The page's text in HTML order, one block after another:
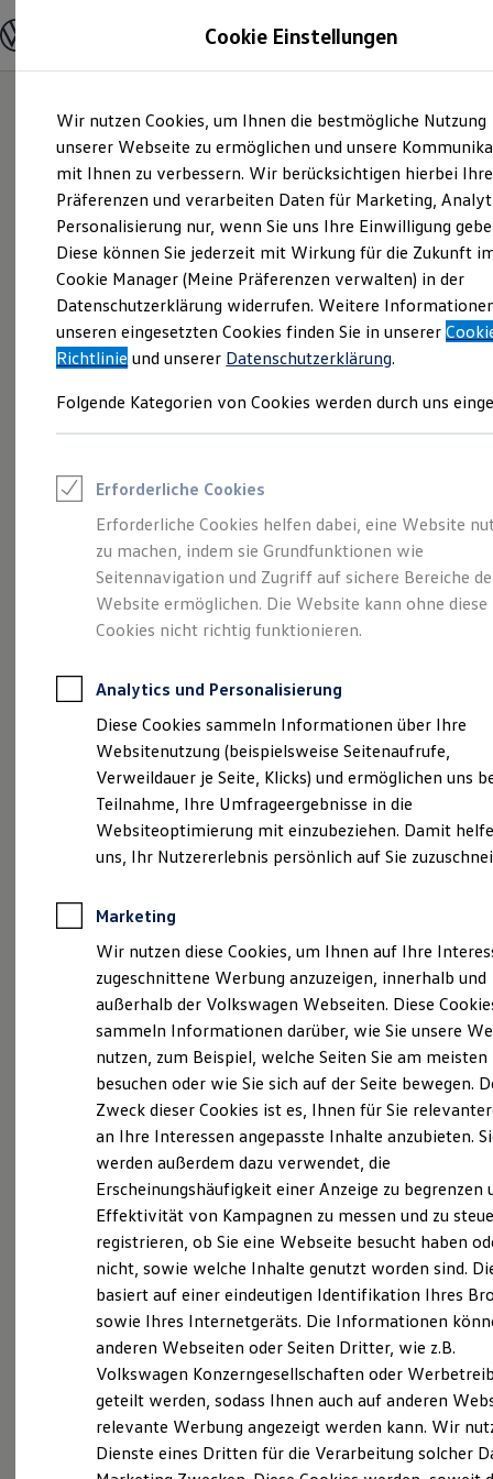
Hauptinhalt
springen
Footer
springen
Modelle und Konfigurator
Modelle vergleichen
Elektroautos
ENERGY Sondermodelle
Nutzfahrzeuge
SUV und CUV
Familienautos
Kombis
Kompaktwagen
Sportwagen
Schnell verfügbare Fahrzeuge
Angebote und Produkte
Aktuelle Angebote
E-Auto-Förderung
Volkswagen Marktplatz
Junge Gebrauchtwagen und Gebrauchtwagen
Saisonangebote
Leasing
Leasing-Angebote
Gebrauchtwagen Leasing
Junge Gebrauchtwagen-Leasing
Elektroauto Leasing
Kleinwagen-Leasing
Leasing ohne Anzahlung
Autokredit mit Schlussrate
Versicherungen und Garantien
Kfz-Versicherung
Restschuldversicherungen
Garantien
Wartungsverträge
Geschäftskunden
Professional Class bei Volkswagen
Großkunden
Behörden
Anpfiff zum Gewinn
Elektroautos
ID. Tutorials
Elektrofahrzeugkonzepte
Reichweite
Reichweite der ID. Modelle
Reichweite im Winter
Laden
Laden unterwegs
Laden Zuhause
Ladezeitensimulator
Batterie
Sicherheit
Garantie und Lebensdauer
Nachhaltigkeit
Technologie
Kosten und Kauf
Verbrauchskosten
Kaufoptionen
E-Auto-Förderung
Software und Konnektivität
Die ID. Software 6
ID. Software Versionen und Updates
Digitale Extras
Schnittstellen zu Ihrem ID.
Volkswagen Economy
Service Rabattaktion
Impressum & Rechtliches)
Was ist der Economy Service
und wer kann ihn nutzen?
Ältere Volkswagen haben einen anderen
Servicebedarf als neue Fahrzeuge. Der Economy
Service ist speziell für Volkswagen Modelle
entwickelt worden, die älter als vier Jahre sind. Er
bietet Ihnen ein vielfältiges Leistungsspektrum mit
zeitwertgerechtem Service und hoher
Ersatzteilqualität. Die Leistungen sind durch
Fachwissen, Volkswagen Teile und langjährige
Erfahrung genau auf Ihr Fahrzeug abgestimmt und
decken nahezu alle Services ab. Die Preise sind
speziell auf das Alter Ihres Fahrzeugs ausgelegt. Bei
der Durchführung der im Serviceplan
Cookie Einstellungen
Wir nutzen Cookies, um Ihnen die bestmögliche Nutzung
unserer Webseite zu ermöglichen und unsere
mit Ihnen zu verbessern. Wir berücksichtigen hierbei Ihre
Präferenzen und verarbeiten Daten für Marketing,
Personalisierung nur, wenn Sie uns Ihre Einwilligung
Diese können Sie jederzeit mit Wirkung für die Zukunft
Cookie Manager (Meine Präferenzen verwalten) in der
Datenschutzerklärung widerrufen. Weitere
unseren eingesetzten Cookies finden Sie in unserer
Richtlinie und unserer Datenschutzerklärung.
Folgende Kategorien von Cookies werden durch uns
Erforderliche Cookies
Erforderliche Cookies helfen dabei, eine Website
zu machen, indem sie Grundfunktionen wie
Seitennavigation und Zugriff auf sichere Bereiche
Website ermöglichen. Die Website kann ohne diese
Cookies nicht richtig funktionieren.
Analytics und Personalisierung
Diese Cookies sammeln Informationen über Ihre
Websitenutzung (beispielsweise Seitenaufrufe,
Verweildauer je Seite, Klicks) und ermöglichen uns
Teilnahme, Ihre Umfrageergebnisse in die
Websiteoptimierung mit einzubeziehen. Damit
uns, Ihr Nutzererlebnis persönlich auf Sie
Marketing
Wir nutzen diese Cookies, um Ihnen auf Ihre
zugeschnittene Werbung anzuzeigen, innerhalb und
außerhalb der Volkswagen Webseiten. Diese
sammeln Informationen darüber, wie Sie unsere
nutzen, zum Beispiel, welche Seiten Sie am meisten
besuchen oder wie Sie sich auf der Seite bewegen.
Zweck dieser Cookies ist es, Ihnen für Sie
an Ihre Interessen angepasste Inhalte anzubieten.
werden außerdem dazu verwendet, die
Erscheinungshäufigkeit einer Anzeige zu begrenzen
Effektivität von Kampagnen zu messen und zu
registrieren, ob Sie eine Webseite besucht haben
nicht, sowie welche Inhalte genutzt worden sind.
basiert auf einer eindeutigen Identifikation Ihres
sowie Ihres Internetgeräts. Die Informationen
anderen Webseiten oder Seiten Dritter, wie z.B.
Volkswagen Konzerngesellschaften oder
geteilt werden, sodass Ihnen auch auf anderen
relevante Werbung angezeigt werden kann. Wir
Dienste eines Dritten für die Verarbeitung solcher